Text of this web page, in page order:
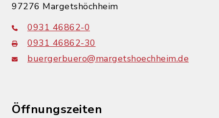
97276 Margetshöchheim
0931 46862-0
0931 46862-30
buergerbuero@margetshoechheim.de
Öffnungszeiten